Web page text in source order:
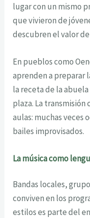
lugar con un mismo
que vivieron de
descubren el valor
En pueblos como
aprenden a preparar
la receta de la
plaza. La transmisión
aulas: muchas veces
bailes improvisados.
La música como
Bandas locales,
conviven en los
estilos es parte del